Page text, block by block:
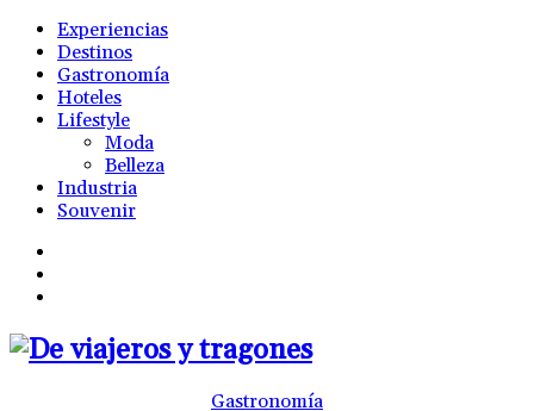
Experiencias
Destinos
Gastronomía
Hoteles
Lifestyle
Moda
Belleza
Industria
Souvenir
Gastronomía